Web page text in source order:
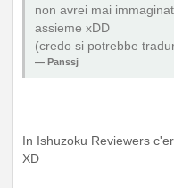
non avrei mai
assieme xDD
(credo si potrebbe
Panssj
In Ishuzoku Reviewers
XD